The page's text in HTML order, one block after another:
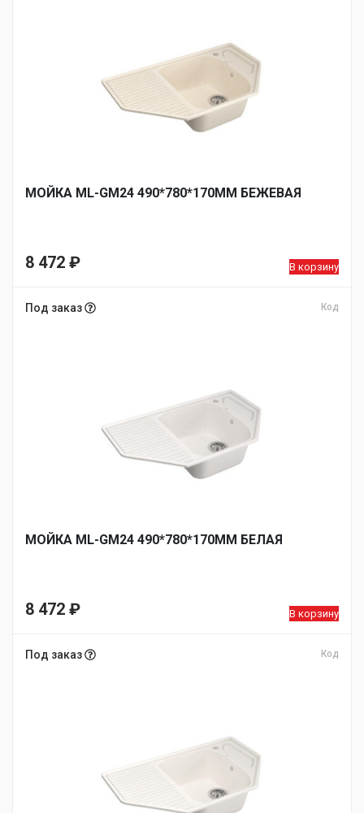
МОЙКА ML-GM24 490*780*170ММ БЕЖЕВАЯ
8 472 ₽ В корзину
Под заказ Код
МОЙКА ML-GM24 490*780*170ММ БЕЛАЯ
8 472 ₽ В корзину
Под заказ Код